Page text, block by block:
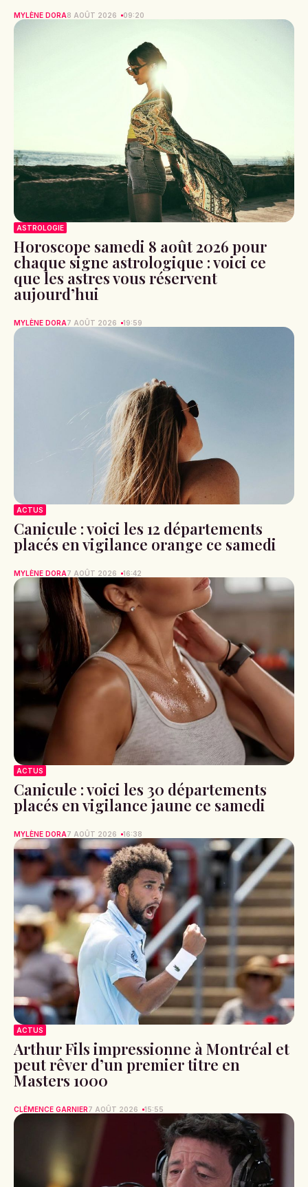
MYLÈNE DORA8 AOÛT 2026 09:20
ASTROLOGIE
Horoscope samedi 8 août 2026 pour
chaque signe astrologique : voici ce
que les astres vous réservent
aujourd’hui
MYLÈNE DORA7 AOÛT 2026 19:59
ACTUS
Canicule : voici les 12 départements
placés en vigilance orange ce samedi
MYLÈNE DORA7 AOÛT 2026 16:42
ACTUS
Canicule : voici les 30 départements
placés en vigilance jaune ce samedi
MYLÈNE DORA7 AOÛT 2026 16:38
ACTUS
Arthur Fils impressionne à Montréal et
peut rêver d’un premier titre en
Masters 1000
CLÉMENCE GARNIER7 AOÛT 2026 15:55